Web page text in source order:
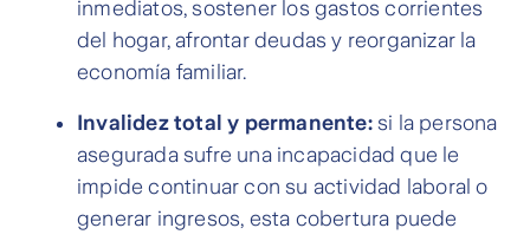
inmediatos, sostener los gastos corrientes
del hogar, afrontar deudas y reorganizar la
economía familiar.
Invalidez total y permanente:si la persona
asegurada sufre una incapacidad que le
impide continuar con su actividad laboral o
generar ingresos, esta cobertura puede